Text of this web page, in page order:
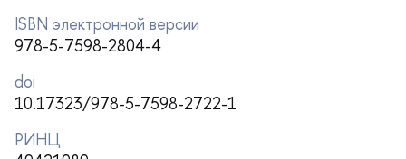
ISBN электронной версии
978-5-7598-2804-4
doi
10.17323/978-5-7598-2722-1
РИНЦ